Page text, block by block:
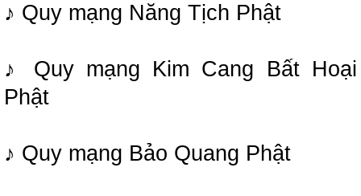
♪ Quy mạng Năng Tịch Phật
♪ Quy mạng Kim Cang Bất Hoại
Phật
♪ Quy mạng Bảo Quang Phật